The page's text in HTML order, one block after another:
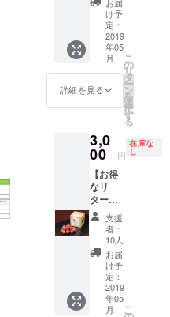
す。
ズ 3
個 内
容量25
ｇ ⑤サ
クサク
コー
ン 3
※②DRE
ETS（
苺・巨
峰・
桃） 2
個 内
容量13
ｇ・
③DRE
ETS（
苺・不
知火・
りん
ご） 2
前後)
②DRE
ETS（
苺・巨
峰・
桃）4
個 内
容量13
ｇ
ETS（
苺・不
知火・
リン
ゴ）4
個 内
容量13
ｇ ④サ
クサク
チー
ズ 6
個 内
容量25
ｇ ⑤サ
け予
定：
2019
年05
月
詳細を見る
こ
の
リ
タ
ー
ン
を
選
択
す
る
3,0
00 円
在庫な
し
【お得
なリ
ター
ン！
10名様
限定】
DREET
CHOCO
LAT 6
個 内
容量50
支援
者：
10人
お届
け予
定：
2019
年05
月
こ